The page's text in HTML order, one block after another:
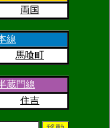
両国
線
馬喰町
蔵門線
住吉